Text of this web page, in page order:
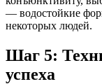
— водостойкие
некоторых людей.
Шаг 5:
успеха